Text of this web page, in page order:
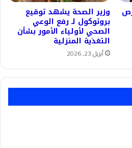
وزير الصحة يشهد توقيع
بروتوكول لـ رفع الوعي
الصحي لأولياء الأمور بشأن
التغذية المنزلية
أبريل 23, 2026